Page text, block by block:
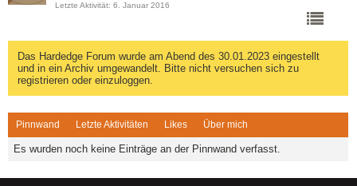
Letzte Aktivität 6. Januar 2016
Das Hardedge Forum wurde am Abend des 30.01.2023 eingestellt
und in ein Archiv umgewandelt. Bitte nicht versuchen sich zu
registrieren oder einzuloggen.
Pinnwand Letzte Aktivitäten Likes Über mich
Es wurden noch keine Einträge an der Pinnwand verfasst.